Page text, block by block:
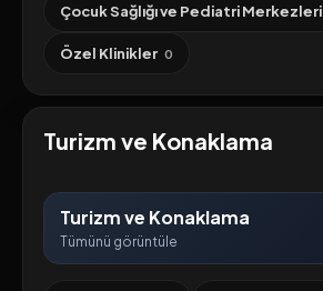
Çocuk Sağlığı ve Pediatri Merkezleri
Özel Klinikler 0
Turizm ve Konaklama
Turizm ve Konaklama
Tümünü görüntüle